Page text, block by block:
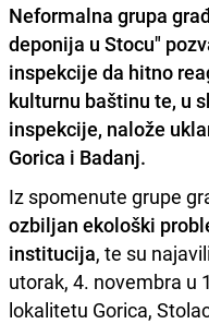
Neformalna grupa
deponija u Stocu"
inspekcije da hitno
kulturnu baštinu te, u
inspekcije, nalože
Gorica i Badanj.
Iz spomenute grupe
ozbiljan ekološki
institucija, te su
utorak, 4. novembra u
lokalitetu Gorica,